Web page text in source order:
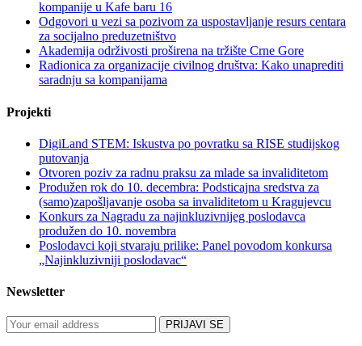
kompanije u Kafe baru 16
Odgovori u vezi sa pozivom za uspostavljanje resurs centara
za socijalno preduzetništvo
Akademija održivosti proširena na tržište Crne Gore
Radionica za organizacije civilnog društva: Kako unaprediti
saradnju sa kompanijama
Projekti
DigiLand STEM: Iskustva po povratku sa RISE studijskog
putovanja
Otvoren poziv za radnu praksu za mlade sa invaliditetom
Produžen rok do 10. decembra: Podsticajna sredstva za
(samo)zapošljavanje osoba sa invaliditetom u Kragujevcu
Konkurs za Nagradu za najinkluzivnijeg poslodavca
produžen do 10. novembra
Poslodavci koji stvaraju prilike: Panel povodom konkursa
„Najinkluzivniji poslodavac“
Newsletter